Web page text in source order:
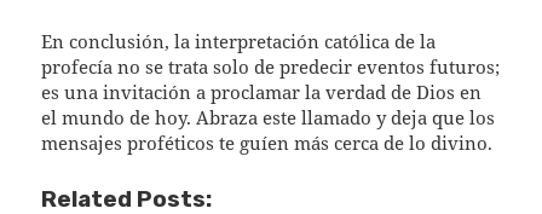
En conclusión, la interpretación católica de la
profecía no se trata solo de predecir eventos futuros;
es una invitación a proclamar la verdad de Dios en
el mundo de hoy. Abraza este llamado y deja que los
mensajes proféticos te guíen más cerca de lo divino.
Related Posts: